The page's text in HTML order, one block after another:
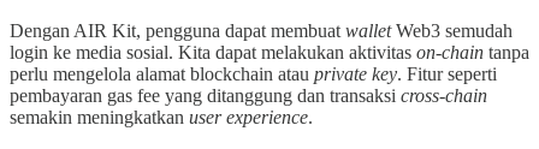
Dengan AIR Kit, pengguna dapat membuat walletWeb3 semudah
login ke media sosial. Kita dapat melakukan aktivitas on-chain tanpa
perlu mengelola alamat blockchain atau private key. Fitur seperti
pembayaran gas fee yang ditanggung dan transaksi cross-chain
semakin meningkatkan user experience.